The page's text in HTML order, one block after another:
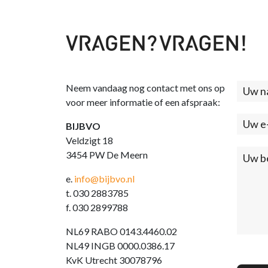
Neem vandaag nog contact met ons op
voor meer informatie of een afspraak:
BIJBVO
Veldzigt 18
3454 PW De Meern
e. info@bijbvo.nl
t. 030 2883785
f. 030 2899788
NL69 RABO 0143.4460.02
NL49 INGB 0000.0386.17
KvK Utrecht 30078796